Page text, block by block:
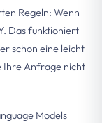
Regeln: Wenn
Das funktioniert
schon eine leicht
Ihre Anfrage nicht
Models